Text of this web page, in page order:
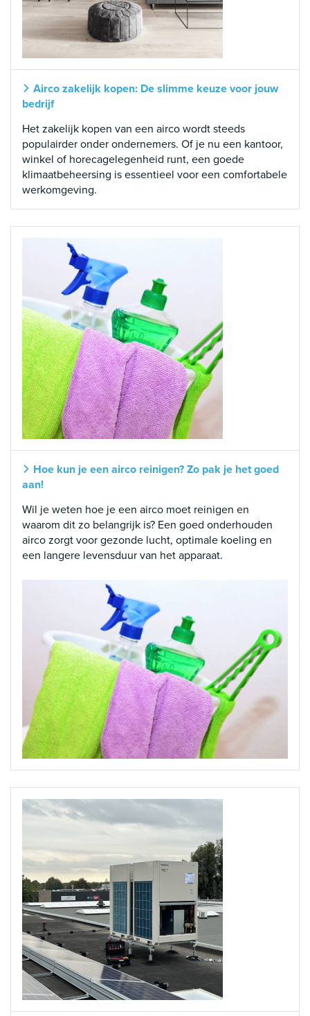
Airco zakelijk kopen: De slimme keuze voor jouw
bedrijf
Het zakelijk kopen van een airco wordt steeds
populairder onder ondernemers. Of je nu een kantoor,
winkel of horecagelegenheid runt, een goede
klimaatbeheersing is essentieel voor een comfortabele
werkomgeving.
Hoe kun je een airco reinigen? Zo pak je het goed
aan!
Wil je weten hoe je een airco moet reinigen en
waarom dit zo belangrijk is? Een goed onderhouden
airco zorgt voor gezonde lucht, optimale koeling en
een langere levensduur van het apparaat.